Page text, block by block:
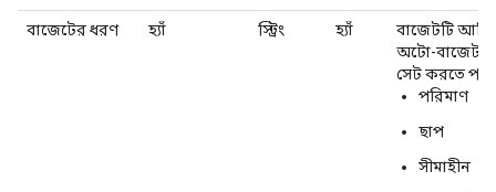
বাজেটের ধরণ হ্যাঁ স্ট্রিং হ্যাঁ
বাজেটটি
অটো-বাজেট
সেট করতে
পরিমাণ
ছাপ
সীমাহীন